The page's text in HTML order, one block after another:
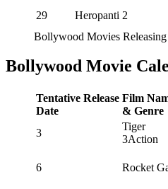
29 Heropanti 2
Bollywood Movies
Bollywood Movie
Tentative Release
Date
Film
& Genre
3
Tiger
3Action
6 Rocket